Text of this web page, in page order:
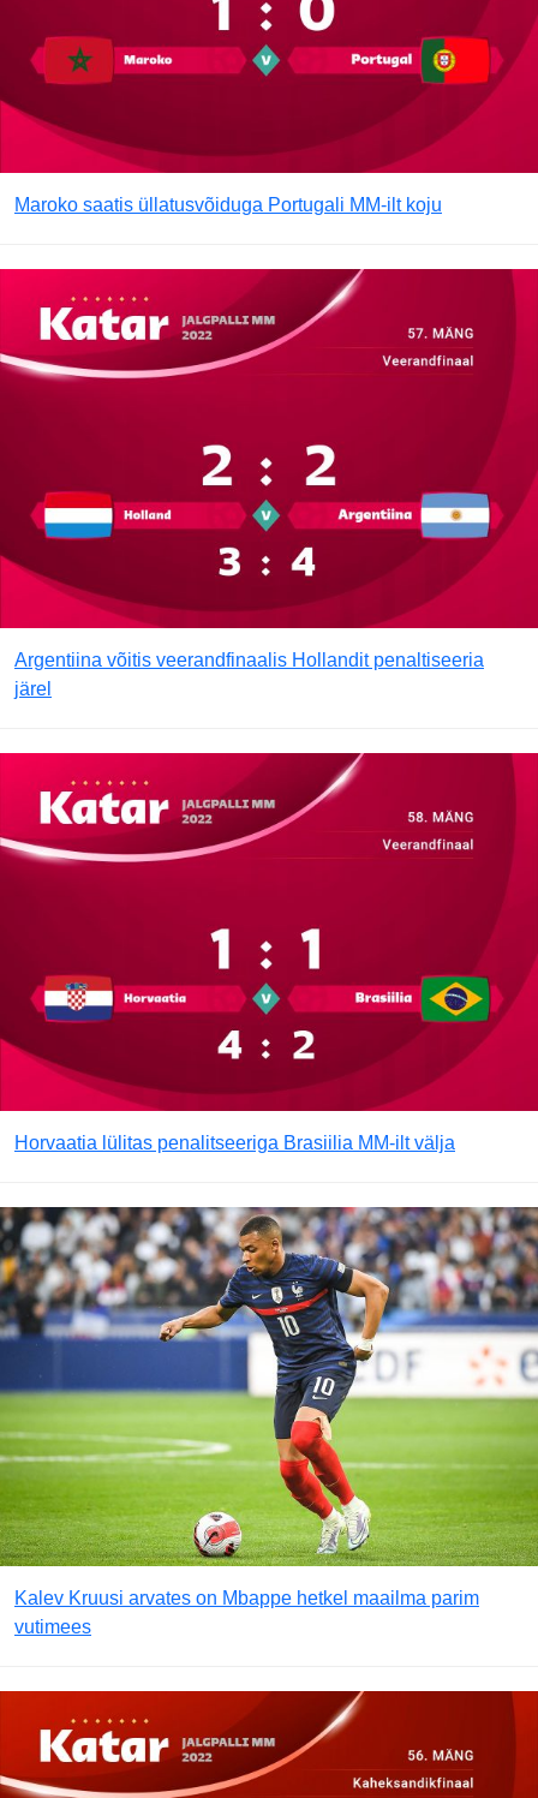
Maroko saatis üllatusvõiduga Portugali MM-ilt koju
Argentiina võitis veerandfinaalis Hollandit penaltiseeria
järel
Horvaatia lülitas penalitseeriga Brasiilia MM-ilt välja
Kalev Kruusi arvates on Mbappe hetkel maailma parim
vutimees